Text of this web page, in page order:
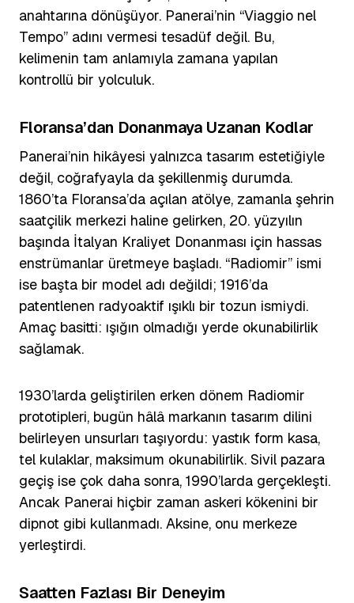
anahtarına dönüşüyor. Panerai’nin “Viaggio nel
Tempo” adını vermesi tesadüf değil. Bu,
kelimenin tam anlamıyla zamana yapılan
kontrollü bir yolculuk.
Floransa’dan Donanmaya Uzanan Kodlar
Panerai’nin hikâyesi yalnızca tasarım estetiğiyle
değil, coğrafyayla da şekillenmiş durumda.
1860’ta Floransa’da açılan atölye, zamanla şehrin
saatçilik merkezi haline gelirken, 20. yüzyılın
başında İtalyan Kraliyet Donanması için hassas
enstrümanlar üretmeye başladı. “Radiomir” ismi
ise başta bir model adı değildi; 1916’da
patentlenen radyoaktif ışıklı bir tozun ismiydi.
Amaç basitti: ışığın olmadığı yerde okunabilirlik
sağlamak.
1930’larda geliştirilen erken dönem Radiomir
prototipleri, bugün hâlâ markanın tasarım dilini
belirleyen unsurları taşıyordu: yastık form kasa,
tel kulaklar, maksimum okunabilirlik. Sivil pazara
geçiş ise çok daha sonra, 1990’larda gerçekleşti.
Ancak Panerai hiçbir zaman askeri kökenini bir
dipnot gibi kullanmadı. Aksine, onu merkeze
yerleştirdi.
Saatten Fazlası Bir Deneyim